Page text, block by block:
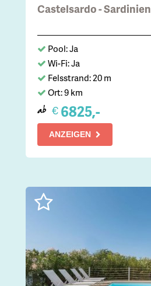
Castelsardo - Sardinien
Pool: Ja
Wi-Fi: Ja
Felsstrand: 20 m
Ort: 9 km
ab € 6825,-
ANZEIGEN